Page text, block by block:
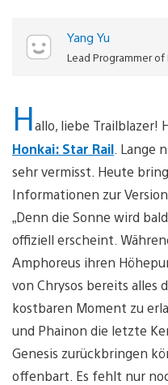
Yang Yu
Lead Programmer of
Hallo, liebe Trailblazer!
Honkai: Star Rail . Lange
sehr vermisst. Heute
Informationen zur
„Denn die Sonne wird
offiziell erscheint.
Amphoreus ihren
von Chrysos bereits alles
kostbaren Moment zu
und Phainon die letzte
Genesis zurückbringen
offenbart. Es fehlt nur